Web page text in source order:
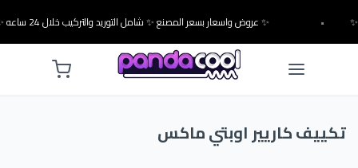
✨ عروض واسعار بسعر المصنع ✨ شامل التوريد والتركيب خلال 24 ساعه ✨ •
تكييف كاريير اوبتي ماكس